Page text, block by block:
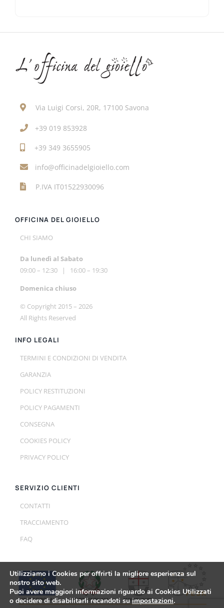
Via Luigi Corsi, 20R, 17100 Savona
+39 019 853928
+39 349 3655905
info@officinadelgioiello.com
P.IVA IT01522930096
OFFICINA DEL GIOIELLO
CHI SIAMO
Da lunedì al Sabato
09:00 – 12:30 | 16:00 – 19:30
Domenica chiuso
© Copyright 2015 – 2026
All Rights Reserved
INFO LEGALI
TERMINI E CONDIZIONI DI VENDITA
GARANZIA
POLICY RESTITUZIONI
POLICY PAGAMENTI
CONSEGNA
COOKIES POLICY
PRIVACY POLICY
SERVIZIO CLIENTI
CONTATTI
TRACCIAMENTO
FAQ
Utilizziamo i Cookies per offrirti la migliore esperienza sul
nostro sito web.
Puoi avere maggiori informazioni riguardo ai Cookies Utilizzati
o decidere di disabilitarli recandoti suimpostazioni.